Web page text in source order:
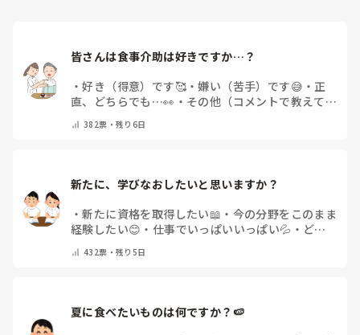
皆さんは食事介助は好きですか…？
・好き（得意）です🥰・嫌い（苦手）です😅 ・ 正
直、どちらでも…👀 ・ その他（コメントで教えてく
382票・残り6日
新たに、学びなおしたいと思いますか？
・新たに資格を取得したい📖 ・ 今の分野をこのまま
経験したい😊 ・ 仕事でいっぱいいっぱい💦 ・ どん
教えてください）
432票・残り5日
夏に食べたいものは何ですか？🍉